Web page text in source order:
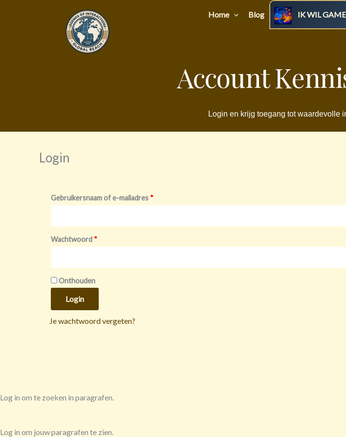
Home Blog IK WIL
Account
Login en krijg toegang tot waardevolle
Login
Gebruikersnaam of e-mailadres *
Wachtwoord *
Onthouden
Login
Je wachtwoord vergeten?
Log in om te zoeken in paragrafen.
Log in om jouw paragrafen te zien.